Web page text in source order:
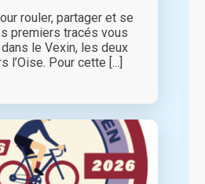
rouler, partager et se
premiers tracés vous
le Vexin, les deux
l’Oise. Pour cette [...]